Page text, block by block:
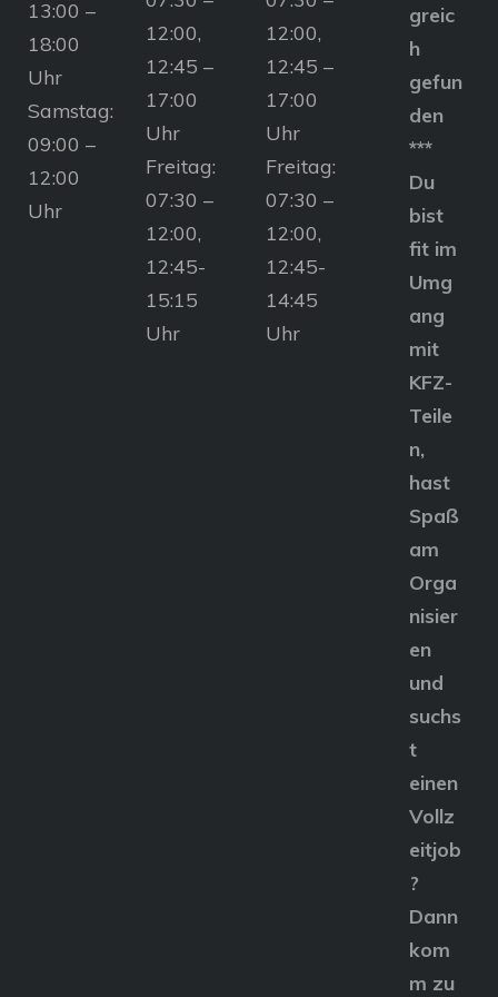
13:00 –
18:00
Uhr
Samstag:
09:00 –
12:00
Uhr
12:00,
12:45 –
17:00
Uhr
Freitag:
07:30 –
12:00,
12:45-
15:15
Uhr
12:00,
12:45 –
17:00
Uhr
Freitag:
07:30 –
12:00,
12:45-
14:45
Uhr
greic
h
gefun
den
***
Du
bist
fit im
Umg
ang
mit
KFZ-
Teile
n,
hast
Spaß
am
Orga
nisier
en
und
suchs
t
einen
Vollz
eitjob
?
Dann
kom
m zu